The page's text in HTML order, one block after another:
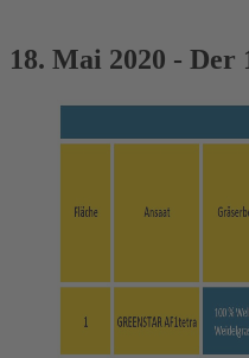
18. Mai 2020 - Der